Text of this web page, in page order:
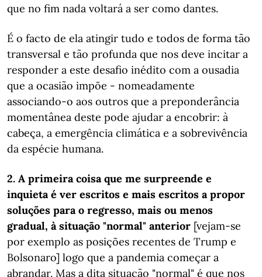
que no fim nada voltará a ser como dantes.
É o facto de ela atingir tudo e todos de forma tão
transversal e tão profunda que nos deve incitar a
responder a este desafio inédito com a ousadia
que a ocasião impõe - nomeadamente
associando-o aos outros que a preponderância
momentânea deste pode ajudar a encobrir: à
cabeça, a emergência climática e a sobrevivência
da espécie humana.
2. A primeira coisa que me surpreende e
inquieta é ver escritos e mais escritos a propor
soluções para o regresso, mais ou menos
gradual, à situação "normal" anterior [vejam-se
por exemplo as posições recentes de Trump e
Bolsonaro] logo que a pandemia começar a
abrandar. Mas a dita situação "normal" é que nos